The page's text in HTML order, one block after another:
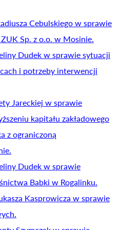
Cebulskiego w sprawie
Sp. z o.o. w Mosinie.
Dudek w sprawie sytuacji
i potrzeby interwencji
Jareckiej w sprawie
kapitału zakładowego
z ograniczoną
Dudek w sprawie
Babki w Rogalinku.
Kasprowicza w sprawie